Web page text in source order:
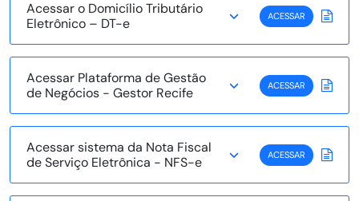
Acessar o Domicílio Tributário
Eletrônico – DT-e
ACESSAR
Acessar Plataforma de Gestão
de Negócios - Gestor Recife
ACESSAR
Acessar sistema da Nota Fiscal
de Serviço Eletrônica - NFS-e
ACESSAR